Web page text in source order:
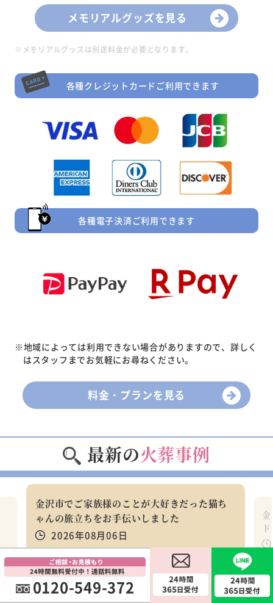
メモリアルグッズを見る
※メモリアルグッズは別途料金が必要となります。
各種クレジットカードご利用できます
各種電子決済ご利用できます
※地域によっては利用できない場合がありますので、詳しく
はスタッフまでお気軽にお尋ねください。
料金・プランを見る
最新の火葬事例
金沢市でご家族様のことが大好きだった猫ち
ゃんの旅立ちをお手伝いしました
2026年08月06日
金沢市のご利用者様
0120-549-372